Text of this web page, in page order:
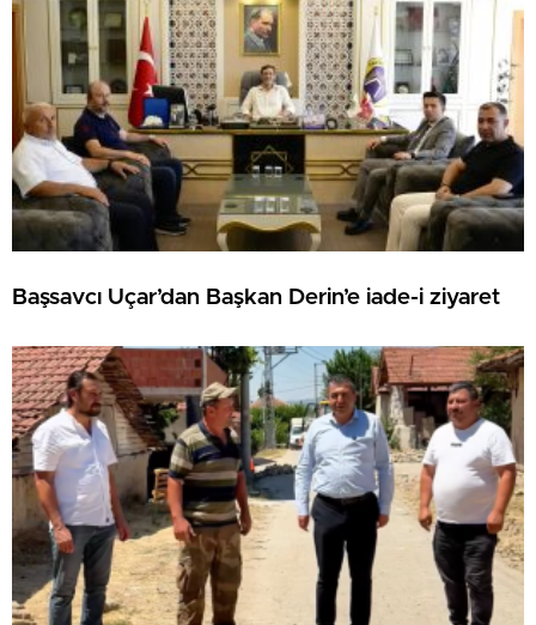
Başsavcı Uçar’dan Başkan Derin’e iade-i ziyaret